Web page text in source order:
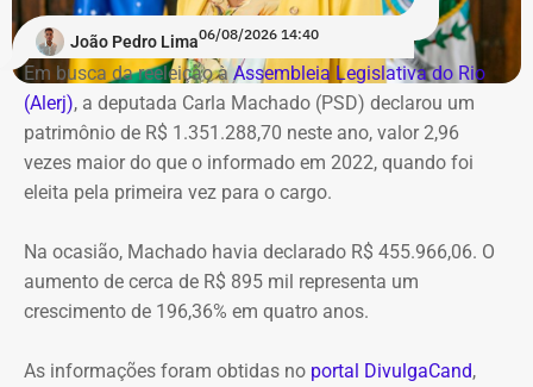
João Pedro Lima06/08/2026 14:40
Em busca da reeleição àAssembleia Legislativa do Rio
(Alerj), a deputada Carla Machado (PSD) declarou um
patrimônio de R$ 1.351.288,70 neste ano, valor 2,96
vezes maior do que o informado em 2022, quando foi
eleita pela primeira vez para o cargo.
Na ocasião, Machado havia declarado R$ 455.966,06. O
aumento de cerca de R$ 895 mil representa um
crescimento de 196,36% em quatro anos.
As informações foram obtidas no portal DivulgaCand,